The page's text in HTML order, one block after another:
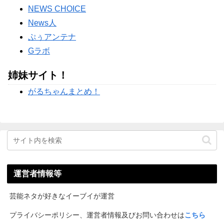
Powered by livedoor 相互RSS
NEWS CHOICE
News人
ぷぅアンテナ
Gラボ
姉妹サイト！
がるちゃんまとめ！
運営者情報等
芸能ネタが好きなイーブイが運営
プライバシーポリシー、運営者情報及びお問い合わせはこちら